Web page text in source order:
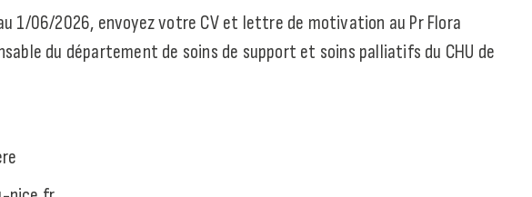
1/06/2026, envoyez votre CV et lettre de motivation au Pr Flora
du département de soins de support et soins palliatifs du CHU de